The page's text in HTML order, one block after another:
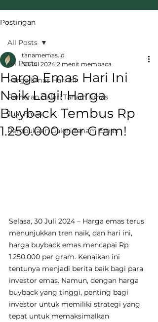
Postingan
All Posts
Harga Emas Hari Ini
Pameran Galeri Tanam Emas
Jual Emas
Pembukaan Galeri Tanam Emas
All Posts
Harga Emas Hari Ini
Naik Lagi! Harga
Buyback Tembus Rp
1.250.000 per Gram!
tanamemas.id
30 Jul 2024 2 menit membaca
Selasa, 30 Juli 2024 – Harga emas terus
menunjukkan tren naik, dan hari ini,
harga buyback emas mencapai Rp
1.250.000 per gram. Kenaikan ini
tentunya menjadi berita baik bagi para
investor emas. Namun, dengan harga
buyback yang tinggi, penting bagi
investor untuk memiliki strategi yang
tepat untuk memaksimalkan